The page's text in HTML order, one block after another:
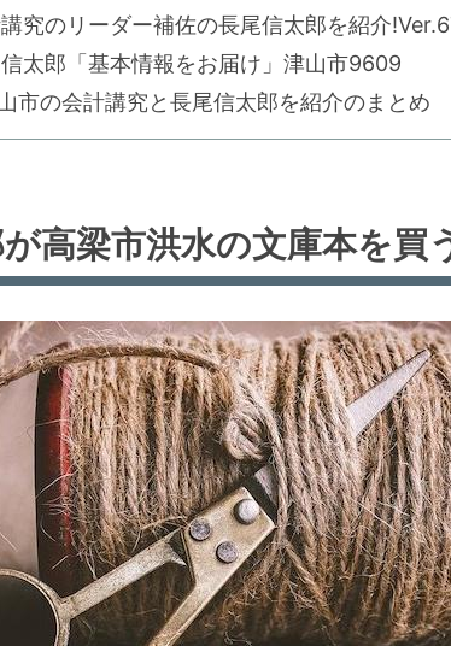
究のリーダー補佐の長尾信太郎を紹介
太郎「基本情報をお届け」津山市9609
市の会計講究と長尾信太郎を紹介のまとめ
高梁市洪水の文庫本を買